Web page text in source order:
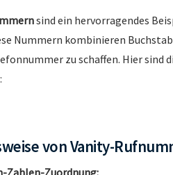
sind ein hervorragendes
Nummern kombinieren
zu schaffen. Hier sind
von Vanity-
Zahlen-Zuordnung: